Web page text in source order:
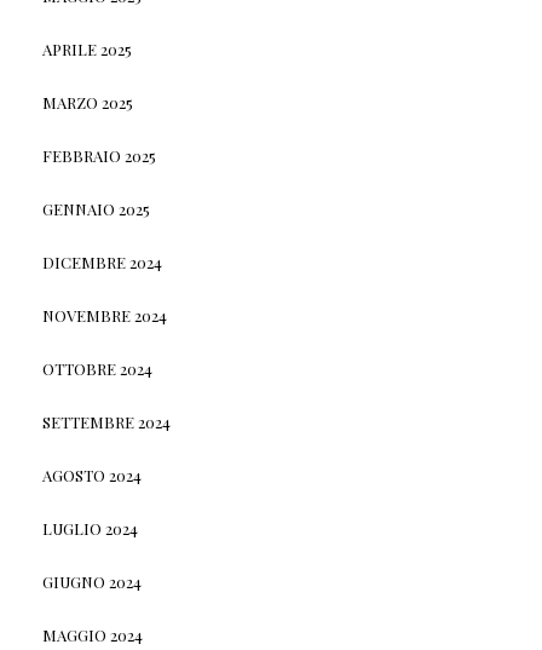
APRILE 2025
MARZO 2025
FEBBRAIO 2025
GENNAIO 2025
DICEMBRE 2024
NOVEMBRE 2024
OTTOBRE 2024
SETTEMBRE 2024
AGOSTO 2024
LUGLIO 2024
GIUGNO 2024
MAGGIO 2024